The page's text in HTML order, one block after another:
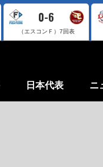
0-6
（エスコンＦ） 7回表
日本代表 ニ